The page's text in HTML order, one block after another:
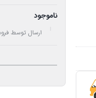
ناموجود
ارسال توسط